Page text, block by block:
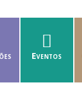
Eventos